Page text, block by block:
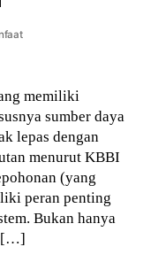
memiliki
sumber daya
lepas dengan
menurut KBBI
(yang
peran penting
Bukan hanya
[…]